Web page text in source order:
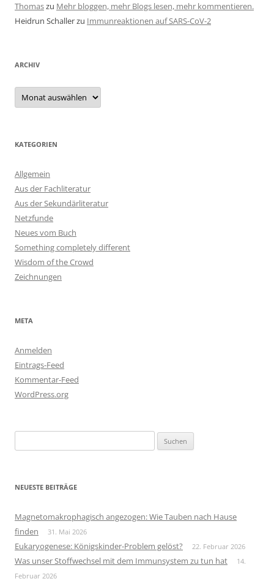
Thomaszu Mehr bloggen, mehr Blogs lesen, mehr kommentieren.
Heidrun Schallerzu Immunreaktionen auf SARS-CoV-2
ARCHIV
Archiv
KATEGORIEN
Allgemein
Aus der Fachliteratur
Aus der Sekundärliteratur
Netzfunde
Neues vom Buch
Something completely different
Wisdom of the Crowd
Zeichnungen
META
Anmelden
Eintrags-Feed
Kommentar-Feed
WordPress.org
nach:
NEUESTE BEITRÄGE
Magnetomakrophagisch angezogen: Wie Tauben nach Hause
finden
31. Mai 2026
Eukaryogenese: Königskinder-Problem gelöst? 22. Februar 2026
Was unser Stoffwechsel mit dem Immunsystem zu tun hat
14.
Februar 2026